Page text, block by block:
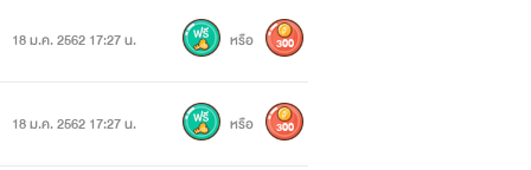
18 ม.ค. 2562 17:27 น. หรือ 300
18 ม.ค. 2562 17:27 น. หรือ 300